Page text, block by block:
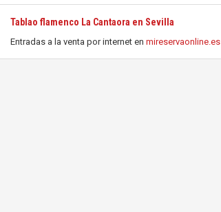
Tablao flamenco La Cantaora en Sevilla
Entradas a la venta por internet en mireservaonline.es